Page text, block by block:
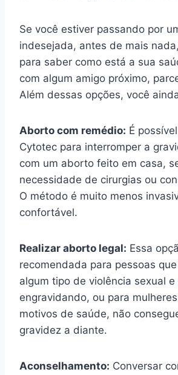
Se você estiver passando por
indesejada, antes de mais
para saber como está a sua
com algum amigo próximo,
Além dessas opções, você
Aborto com remédio: É
Cytotec para interromper a
com um aborto feito em casa,
necessidade de cirurgias ou
O método é muito menos
confortável.
Realizar aborto legal: Essa
recomendada para pessoas
algum tipo de violência sexual e
engravidando, ou para
motivos de saúde, não
gravidez a diante.
Aconselhamento: Conversar